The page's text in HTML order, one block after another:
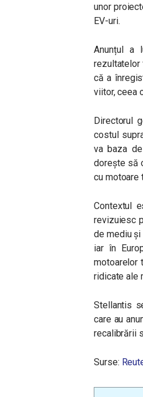
unor
EV-uri.
Anunțul a
rezultatelor
că a
viitor, ceea
Directorul
costul
va baza
dorește să
cu motoare
Contextul
revizuiesc
de mediu și
iar în
motoarelor
ridicate ale
Stellantis
care au
recalibrării
Surse: